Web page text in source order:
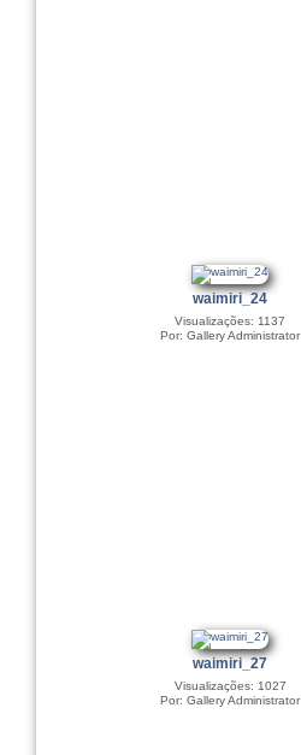
waimiri_24
Visualizações: 1137
Por: Gallery Administrator
waimiri_27
Visualizações: 1027
Por: Gallery Administrator